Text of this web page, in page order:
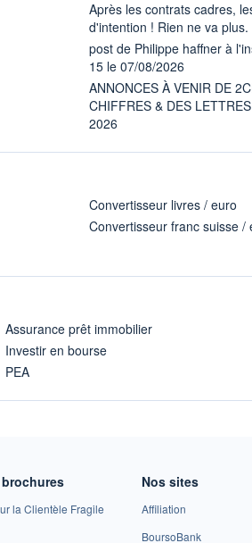
Après les contrats cadres,
d'intention ! Rien ne va plus.
post de Philippe haffner à
15 le 07/08/2026
ANNONCES À VENIR DE
CHIFFRES & DES
2026
Convertisseur livres / euro
Convertisseur franc suisse /
Assurance prêt immobilier
Investir en bourse
PEA
la Clientèle Fragile
Nos sites
Affiliation
BoursoBank